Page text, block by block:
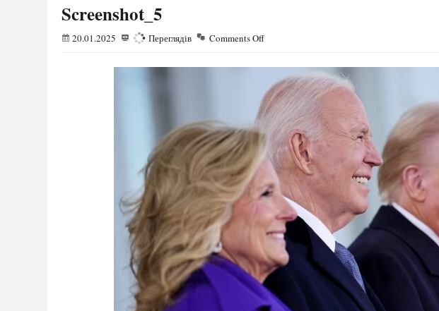
Screenshot_5
20.01.2025 197 Переглядів Comments Off